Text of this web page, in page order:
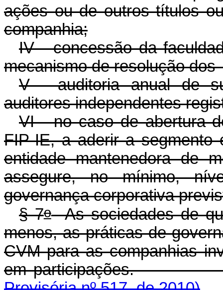
ações ou de outros títulos
companhia;
IV - concessão da
mecanismo de resolução
V - auditoria anual de
auditores independentes
VI - no caso de abertura
FIP-IE, a aderir a
entidade mantenedora de
assegure, no mínimo,
governança corporativa
§ 7oAs sociedades de
menos, as práticas de
CVM para as companhias
em